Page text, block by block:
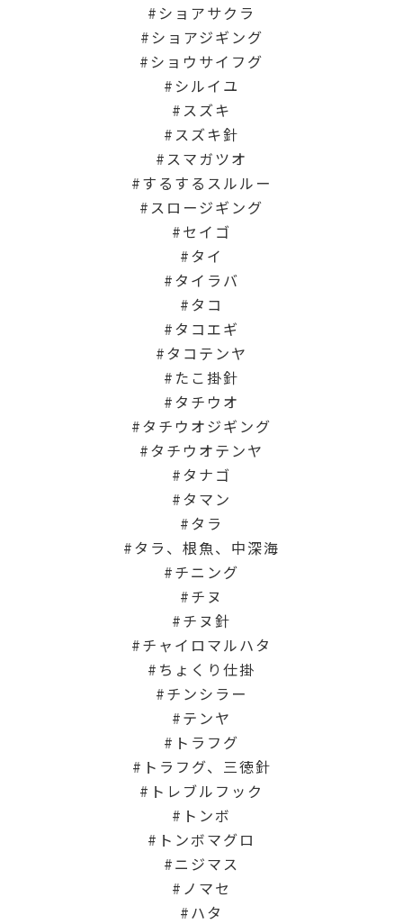
ショアサクラ
ショアジギング
ショウサイフグ
シルイユ
スズキ
スズキ針
スマガツオ
するするスルルー
スロージギング
セイゴ
タイ
タイラバ
タコ
タコエギ
タコテンヤ
たこ掛針
タチウオ
タチウオジギング
タチウオテンヤ
タナゴ
タマン
タラ
タラ、根魚、中深海
チニング
チヌ
チヌ針
チャイロマルハタ
ちょくり仕掛
チンシラー
テンヤ
トラフグ
トラフグ、三徳針
トレブルフック
トンボ
トンボマグロ
ニジマス
ノマセ
ハタ